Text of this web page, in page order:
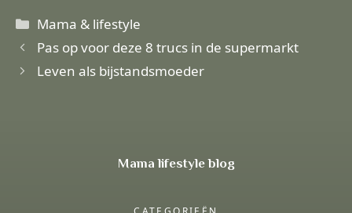
Categorieën
Mama & lifestyle
Pas op voor deze 8 trucs in de supermarkt
Leven als bijstandsmoeder
Mama lifestyle blog